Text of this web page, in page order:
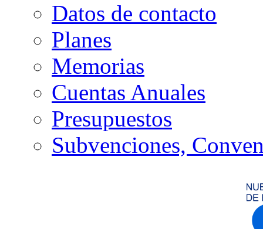
Datos de contacto
Planes
Memorias
Cuentas Anuales
Presupuestos
Subvenciones,